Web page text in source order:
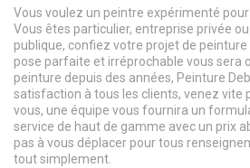
Vous voulez un peintre expérimenté
Vous êtes particulier, entreprise privée
publique, confiez votre projet de
pose parfaite et irréprochable vous sera
peinture depuis des années, Peinture
satisfaction à tous les clients, venez vite
vous, une équipe vous fournira un
service de haut de gamme avec un prix
pas à vous déplacer pour tous
tout simplement.